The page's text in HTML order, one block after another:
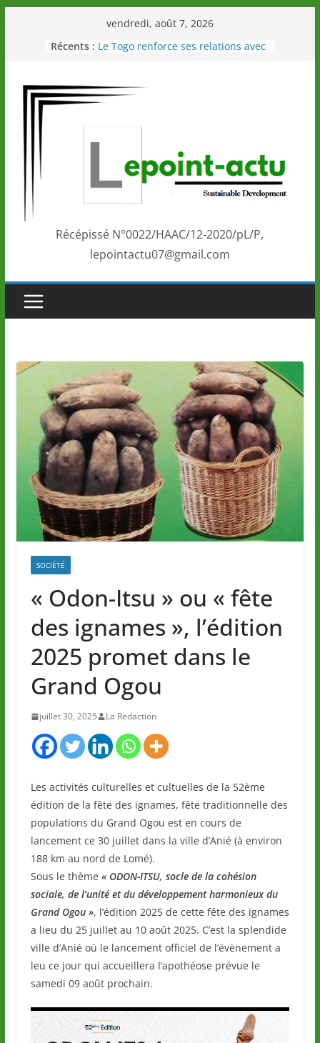
vendredi, août 7, 2026
Récents : Le Togo renforce ses relations avec
Éléphants en Côte d’Ivoire
LOTO DETENTE”, un nouveau tirage
marque de confiance au Togo sur
la scène internationale au-delà des
performances de ses athlètes
Togo: Que retenir de la politique
éducation et de l’ambition de
Récépissé N°0022/HAAC/12-2020/pL/P,
lepointactu07@gmail.com
SOCIÉTÉ
« Odon-Itsu » ou « fête
des ignames », l’édition
2025 promet dans le
Grand Ogou
juillet 30, 2025 La Redaction
Les activités culturelles et cultuelles de la 52ème
édition de la fête des ignames, fête traditionnelle des
populations du Grand Ogou est en cours de
lancement ce 30 juillet dans la ville d’Anié (à environ
188 km au nord de Lomé).
Sous le thème « ODON-ITSU, socle de la cohésion
sociale, de l’unité et du développement harmonieux du
Grand Ogou », l’édition 2025 de cette fête des ignames
a lieu du 25 juillet au 10 août 2025. C’est la splendide
ville d’Anié où le lancement officiel de l’évènement a
leu ce jour qui accueillera l’apothéose prévue le
samedi 09 août prochain.